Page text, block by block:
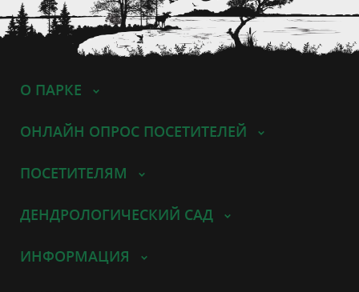
О ПАРКЕ
ОНЛАЙН ОПРОС ПОСЕТИТЕЛЕЙ
ПОСЕТИТЕЛЯМ
ДЕНДРОЛОГИЧЕСКИЙ САД
ИНФОРМАЦИЯ